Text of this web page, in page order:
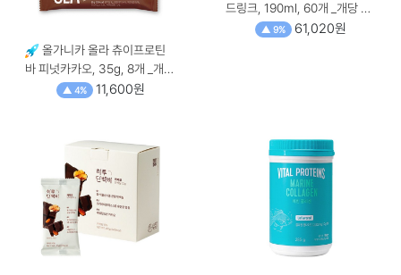
올가니카 올라 츄이프로틴
바 피넛카카오, 35g, 8개 _개당
중량 × 수량, 35g × 8개
▲ 4% 11,600원
드링크, 190ml, 60개 _개당 용
량 × 수량, 190ml × 60개
▲ 9% 61,020원